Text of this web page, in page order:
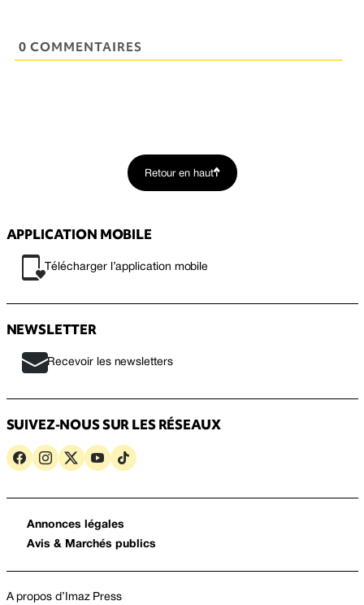
0 COMMENTAIRES
Retour en haut
APPLICATION MOBILE
Télécharger l’application mobile
NEWSLETTER
Recevoir les newsletters
SUIVEZ-NOUS SUR LES RÉSEAUX
Annonces légales
Avis & Marchés publics
A propos d’Imaz Press